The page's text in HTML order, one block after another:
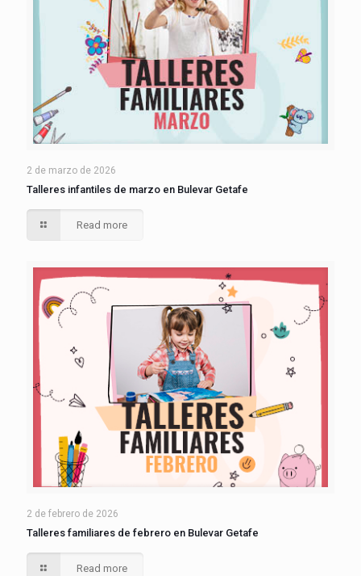
2 de marzo de 2026
Talleres infantiles de marzo en Bulevar Getafe
Read more
2 de febrero de 2026
Talleres familiares de febrero en Bulevar Getafe
Read more